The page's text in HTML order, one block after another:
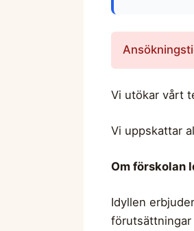
Vi utökar vårt
Vi uppskattar
Om förskolan
Idyllen
förutsättningar